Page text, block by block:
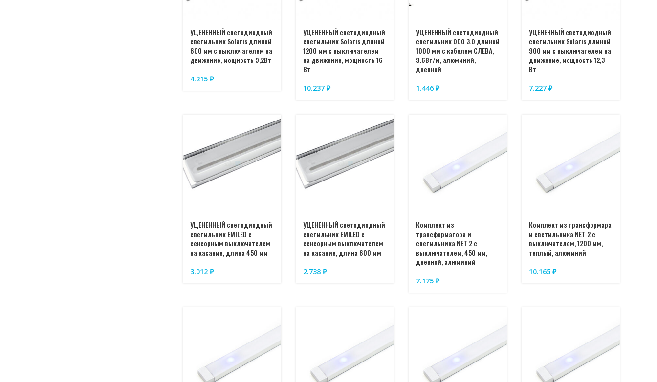
УЦЕНЕННЫЙ светодиодный
светильник Solaris длиной
600 мм с выключателем на
движение, мощность 9,2Вт
4.215 ₽
УЦЕНЕННЫЙ светодиодный
светильник Solaris длиной
1200 мм с выключателем
на движение, мощность 16
Вт
10.237 ₽
УЦЕНЕННЫЙ светодиодный
светильник ODO 3.0 длиной
1000 мм с кабелем СЛЕВА,
9.6Вт/м, алюминий,
дневной
1.446 ₽
УЦЕНЕННЫЙ светодиодный
светильник Solaris длиной
900 мм с выключателем на
движение, мощность 12,3
Вт
7.227 ₽
УЦЕНЕННЫЙ светодиодный
светильник EMILED с
сенсорным выключателем
на касание, длина 450 мм
3.012 ₽
УЦЕНЕННЫЙ светодиодный
светильник EMILED с
сенсорным выключателем
на касание, длина 600 мм
2.738 ₽
Комплект из
трансформатора и
светильника NET 2 с
выключателем, 450 мм,
дневной, алюминий
7.175 ₽
Комплект из трансформара
и светильника NET 2 с
выключателем, 1200 мм,
теплый, алюминий
10.165 ₽